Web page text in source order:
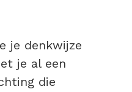
je denkwijze
je al een
die